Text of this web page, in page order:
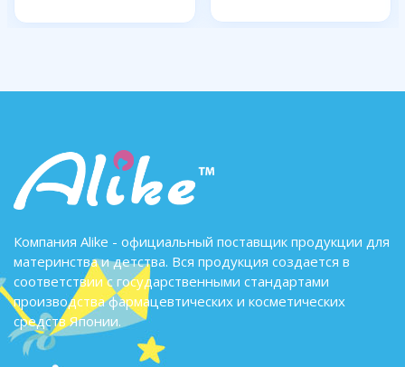
Компания Alike - официальный поставщик продукции для
материнства и детства. Вся продукция создается в
соответствии с государственными стандартами
производства фармацевтических и косметических
средств Японии.